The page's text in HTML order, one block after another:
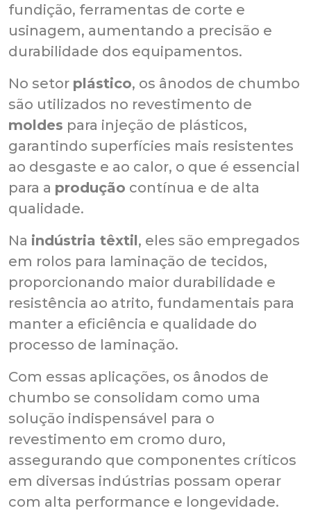
fundição, ferramentas de corte e
usinagem, aumentando a precisão e
durabilidade dos equipamentos.
No setor plástico, os ânodos de chumbo
são utilizados no revestimento de
moldes para injeção de plásticos,
garantindo superfícies mais resistentes
ao desgaste e ao calor, o que é essencial
para a produção contínua e de alta
qualidade.
Na indústria têxtil, eles são empregados
em rolos para laminação de tecidos,
proporcionando maior durabilidade e
resistência ao atrito, fundamentais para
manter a eficiência e qualidade do
processo de laminação.
Com essas aplicações, os ânodos de
chumbo se consolidam como uma
solução indispensável para o
revestimento em cromo duro,
assegurando que componentes críticos
em diversas indústrias possam operar
com alta performance e longevidade.